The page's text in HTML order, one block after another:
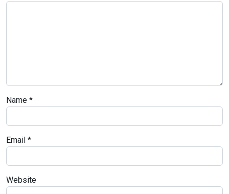
Name *
Email *
Website